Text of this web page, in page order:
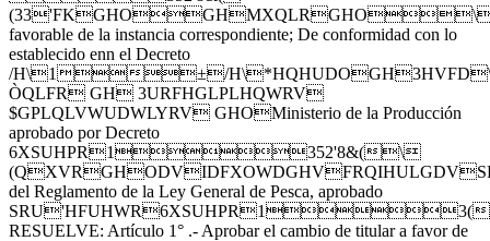
favorable de la instancia correspondiente; De conformidad con lo
establecido enn el Decreto
/H\1±/
ÒQLFR GH 3URFHGLPLHQWRV
$GPLQLVWUDWLYRV GHOMinisterio de la Producción
aprobado por Decreto
6XSUHPR1352'8&(\
del Reglamento de la Ley General de Pesca, aprobado
SRU'HFUHWR6XSUHPR13(
RESUELVE: Artículo 1° .- Aprobar el cambio de titular a favor de